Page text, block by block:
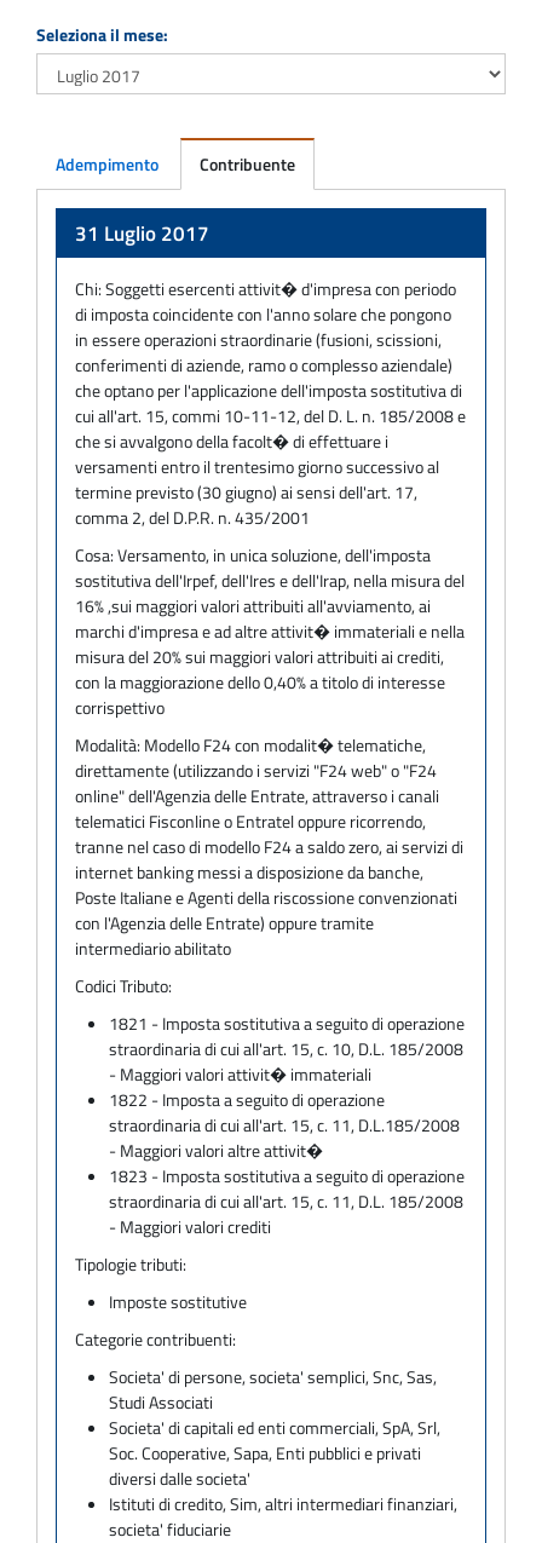
Seleziona il mese:
Adempimento Contribuente
31 Luglio 2017
Chi:Soggetti esercenti attivit� d'impresa con periodo
di imposta coincidente con l'anno solare che pongono
in essere operazioni straordinarie (fusioni, scissioni,
conferimenti di aziende, ramo o complesso aziendale)
che optano per l'applicazione dell'imposta sostitutiva di
cui all'art. 15, commi 10-11-12, del D. L. n. 185/2008 e
che si avvalgono della facolt� di effettuare i
versamenti entro il trentesimo giorno successivo al
termine previsto (30 giugno) ai sensi dell'art. 17,
comma 2, del D.P.R. n. 435/2001
Cosa:Versamento, in unica soluzione, dell'imposta
sostitutiva dell'Irpef, dell'Ires e dell'Irap, nella misura del
16% ,sui maggiori valori attribuiti all'avviamento, ai
marchi d'impresa e ad altre attivit� immateriali e nella
misura del 20% sui maggiori valori attribuiti ai crediti,
con la maggiorazione dello 0,40% a titolo di interesse
corrispettivo
Modalità: Modello F24 con modalit� telematiche,
direttamente (utilizzando i servizi "F24 web" o "F24
online" dell'Agenzia delle Entrate, attraverso i canali
telematici Fisconline o Entratel oppure ricorrendo,
tranne nel caso di modello F24 a saldo zero, ai servizi di
internet banking messi a disposizione da banche,
Poste Italiane e Agenti della riscossione convenzionati
con l'Agenzia delle Entrate) oppure tramite
intermediario abilitato
Codici Tributo:
1821 - Imposta sostitutiva a seguito di operazione
straordinaria di cui all'art. 15, c. 10, D.L. 185/2008
- Maggiori valori attivit� immateriali
1822 - Imposta a seguito di operazione
straordinaria di cui all'art. 15, c. 11, D.L.185/2008
- Maggiori valori altre attivit�
1823 - Imposta sostitutiva a seguito di operazione
straordinaria di cui all'art. 15, c. 11, D.L. 185/2008
- Maggiori valori crediti
Tipologie tributi:
Imposte sostitutive
Categorie contribuenti:
Societa' di persone, societa' semplici, Snc, Sas,
Studi Associati
Societa' di capitali ed enti commerciali, SpA, Srl,
Soc. Cooperative, Sapa, Enti pubblici e privati
diversi dalle societa'
Istituti di credito, Sim, altri intermediari finanziari,
societa' fiduciarie